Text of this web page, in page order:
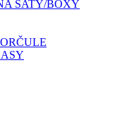
ŠATY/BOXY